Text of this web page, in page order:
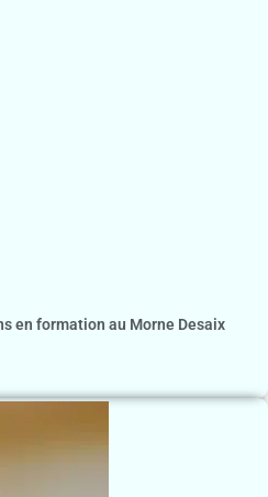
en formation au Morne Desaix